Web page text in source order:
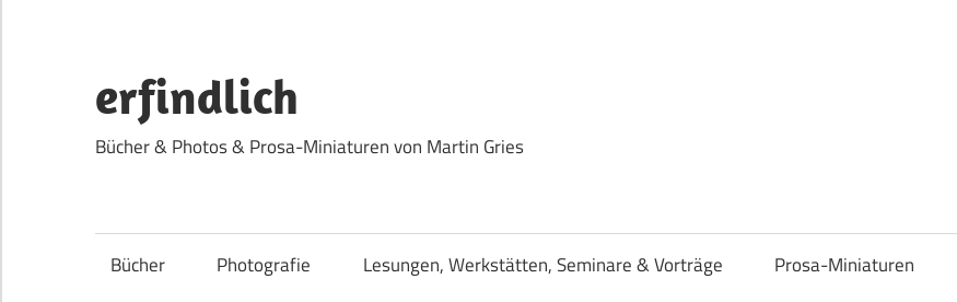
springen
erfindlich
Bücher & Photos & Prosa-Miniaturen von Martin Gries
Bücher Photografie Lesungen, Werkstätten, Seminare & Vorträge Prosa-Miniaturen